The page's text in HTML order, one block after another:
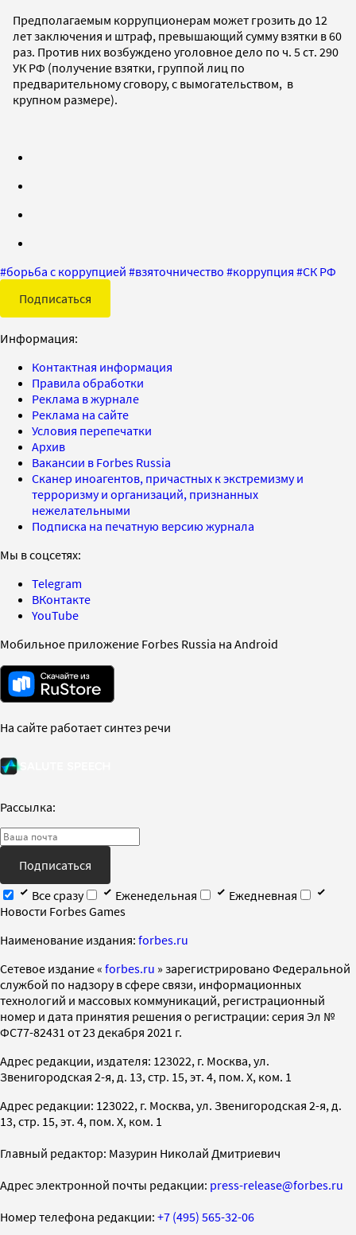
Предполагаемым коррупционерам может грозить до 12
лет заключения и штраф, превышающий сумму взятки в 60
раз. Против них возбуждено уголовное дело по ч. 5 ст. 290
УК РФ (получение взятки, группой лиц по
предварительному сговору, с вымогательством, в
крупном размере).
#борьба с коррупцией #взяточничество #коррупция #СК РФ
Подписаться
Информация:
Контактная информация
Правила обработки
Реклама в журнале
Реклама на сайте
Условия перепечатки
Архив
Вакансии в Forbes Russia
Сканер иноагентов, причастных к экстремизму и
терроризму и организаций, признанных
нежелательными
Подписка на печатную версию журнала
Мы в соцсетях:
Telegram
ВКонтакте
YouTube
Мобильное приложение Forbes Russia на Android
На сайте работает синтез речи
Рассылка:
Подписаться
Все сразу
Еженедельная
Ежедневная
Новости Forbes Games
Наименование издания: forbes.ru
Cетевое издание « forbes.ru » зарегистрировано Федеральной
службой по надзору в сфере связи, информационных
технологий и массовых коммуникаций, регистрационный
номер и дата принятия решения о регистрации: серия Эл №
ФС77-82431 от 23 декабря 2021 г.
Адрес редакции, издателя: 123022, г. Москва, ул.
Звенигородская 2-я, д. 13, стр. 15, эт. 4, пом. X, ком. 1
Адрес редакции: 123022, г. Москва, ул. Звенигородская 2-я, д.
13, стр. 15, эт. 4, пом. X, ком. 1
Главный редактор: Мазурин Николай Дмитриевич
Адрес электронной почты редакции: press-release@forbes.ru
Номер телефона редакции: +7 (495) 565-32-06